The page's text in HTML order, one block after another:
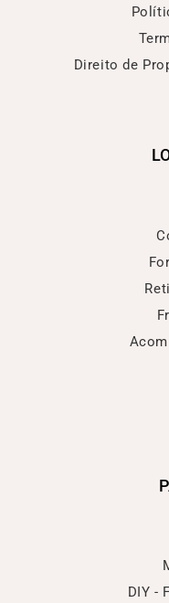
Direito de
DIY -